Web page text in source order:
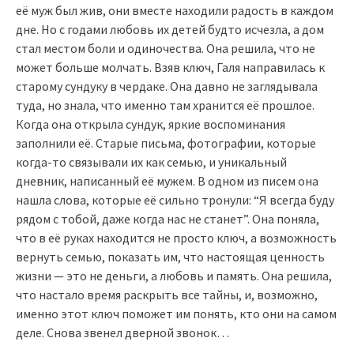
её муж был жив, они вместе находили радость в каждом
дне. Но с годами любовь их детей будто исчезла, а дом
стал местом боли и одиночества. Она решила, что не
может больше молчать. Взяв ключ, Галя направилась к
старому сундуку в чердаке. Она давно не заглядывала
туда, но знала, что именно там хранится её прошлое.
Когда она открыла сундук, яркие воспоминания
заполнили её. Старые письма, фотографии, которые
когда-то связывали их как семью, и уникальный
дневник, написанный её мужем. В одном из писем она
нашла слова, которые её сильно тронули: “Я всегда буду
рядом с тобой, даже когда нас не станет”. Она поняла,
что в её руках находится не просто ключ, а возможность
вернуть семью, показать им, что настоящая ценность
жизни — это не деньги, а любовь и память. Она решила,
что настало время раскрыть все тайны, и, возможно,
именно этот ключ поможет им понять, кто они на самом
деле. Снова звенел дверной звонок…